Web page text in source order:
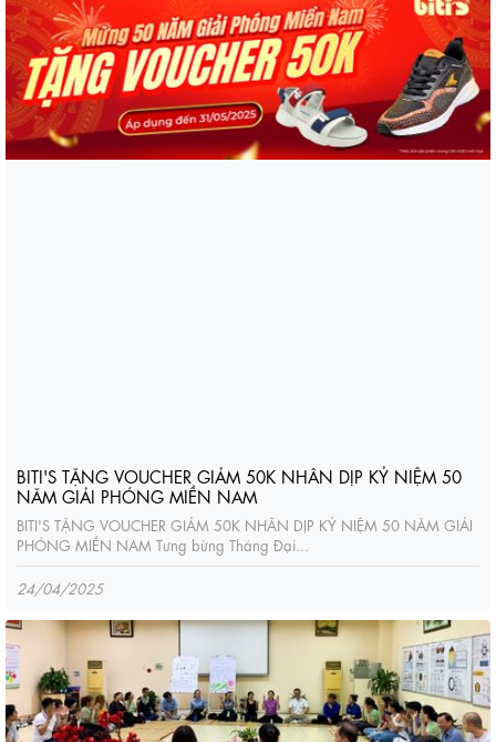
BITI'S TẶNG VOUCHER GIẢM 50K NHÂN DỊP KỶ NIỆM 50
NĂM GIẢI PHÓNG MIỀN NAM
BITI'S TẶNG VOUCHER GIẢM 50K NHÂN DỊP KỶ NIỆM 50 NĂM GIẢI
PHÓNG MIỀN NAM Tưng bừng Tháng Đại...
24/04/2025